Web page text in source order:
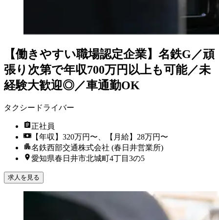
【働きやすい職場認定企業】名鉄G／頑
張り次第で年収700万円以上も可能／未
経験大歓迎◎／車通勤OK
タクシードライバー
正社員
【年収】320万円〜、【月給】28万円〜
名鉄西部交通株式会社 (春日井営業所)
愛知県春日井市北城町4丁目3の5
求人を見る